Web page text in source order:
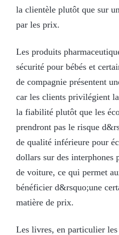
la clientèle plutôt que sur
par les prix.
Les produits
sécurité pour bébés et
de compagnie présentent
car les clients privilégient
la fiabilité plutôt que les
prendront pas le risque
de qualité inférieure pour
dollars sur des interphones
de voiture, ce qui permet
bénéficier d&rsquo;une
matière de prix.
Les livres, en particulier